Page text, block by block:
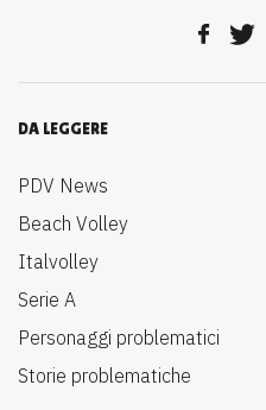
DA LEGGERE
PDV News
Beach Volley
Italvolley
Serie A
Personaggi problematici
Storie problematiche